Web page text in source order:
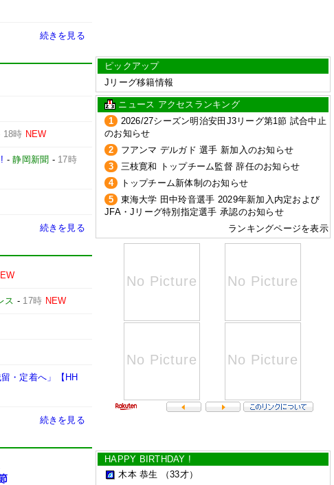
続きを見る
18時 NEW
-静岡新聞 - 17時
続きを見る
ス - 17時 NEW
・定着へ」【HH
続きを見る
ピックアップ
Jリーグ移籍情報
ニュース アクセスランキング
1
2026/27シーズン明治安田J3リーグ第1節 試合中止
のお知らせ
2
フアンマ デルガド 選手 新加入のお知らせ
3
三枝寛和 トップチーム監督 辞任のお知らせ
4
トップチーム新体制のお知らせ
5
東海大学 田中玲音選手 2029年新加入内定および
JFA・Jリーグ特別指定選手 承認のお知らせ
ランキングページを表示
HAPPY BIRTHDAY !
木本 恭生
（33才）